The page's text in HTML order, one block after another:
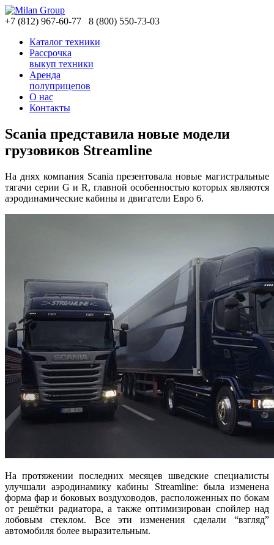
+7 (812) 967-60-77 8 (800) 550-73-03
Каталог техники
Рассрочка
выкуп техники
Аренда
полуприцепов
О нас
Контакты
Scania представила новые модели
грузовиков Streamline
На днях компания Scania презентовала новые магистральные
тягачи серии G и R, главной особенностью которых являются
аэродинамические кабины и двигатели Евро 6.
На протяжении последних месяцев шведские специалисты
улучшали аэродинамику кабины Streamline: была изменена
форма фар и боковых воздуховодов, расположенных по бокам
от решётки радиатора, а также оптимизирован спойлер над
лобовым стеклом. Все эти изменения сделали “взгляд”
автомобиля более выразительным.